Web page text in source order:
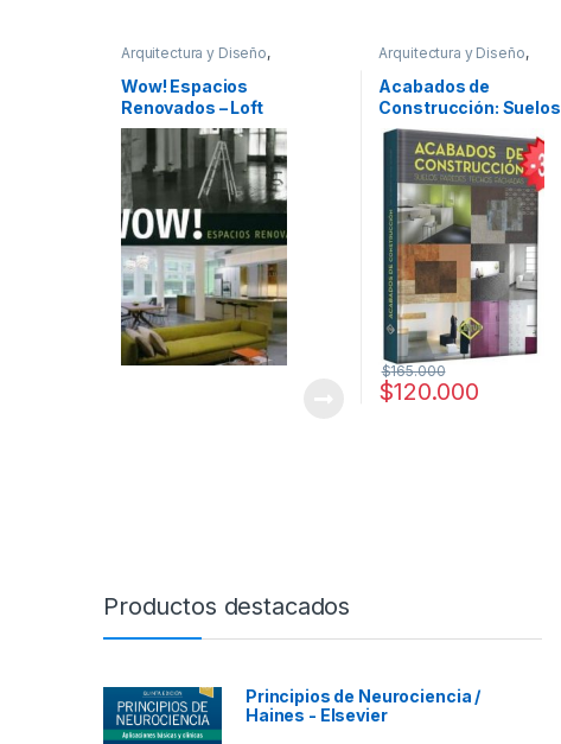
Arquitectura y Diseño,
Arquitectura y Urbanismo
Afines,Decoración
y Muebles,Diseño ,Interes
General,Profesionales y
tecnicos
Wow! Espacios
Renovados – Loft
Publications
Arquitectura y Diseño,
Arquitectura y Urbanismo
Decoración,Diseño
Profesionales y tecnicos
Acabados de
Construcción: Suelos,
Paredes, Techos,
fachadas / Lexus
$120.000
$165.000
Productos destacados
Principios de Neurociencia /
Haines - Elsevier